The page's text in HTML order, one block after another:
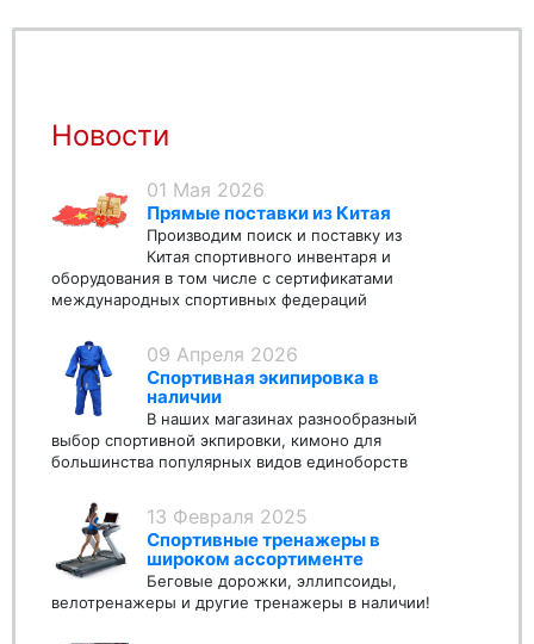
Новости
01 Мая 2026
Прямые поставки из Китая
Производим поиск и поставку из
Китая спортивного инвентаря и
оборудования в том числе с сертификатами
международных спортивных федераций
09 Апреля 2026
Спортивная экипировка в
наличии
В наших магазинах разнообразный
выбор спортивной экпировки, кимоно для
большинства популярных видов единоборств
13 Февраля 2025
Спортивные тренажеры в
широком ассортименте
Беговые дорожки, эллипсоиды,
велотренажеры и другие тренажеры в наличии!